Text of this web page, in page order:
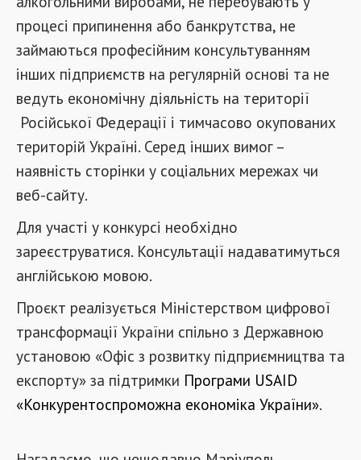
процесі припинення або банкрутства, не
займаються професійним консультуванням
інших підприємств на регулярній основі та не
ведуть економічну діяльність на території
Російської Федерації і тимчасово окупованих
територій Україні. Серед інших вимог –
наявність сторінки у соціальних мережах чи
веб-сайту.
Для участі у конкурсі необхідно
зареєструватися. Консультації надаватимуться
англійською мовою.
Проєкт реалізується Міністерством цифрової
трансформації України спільно з Державною
установою «Офіс з розвитку підприємництва та
експорту» за підтримки Програми USAID
«Конкурентоспроможна економіка України».